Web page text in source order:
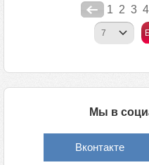
1 2 3 4
Мы в
Вконтакте